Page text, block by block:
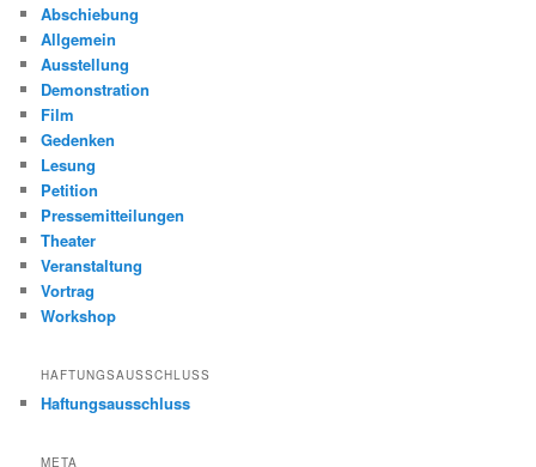
Abschiebung
Allgemein
Ausstellung
Demonstration
Film
Gedenken
Lesung
Petition
Pressemitteilungen
Theater
Veranstaltung
Vortrag
Workshop
HAFTUNGSAUSSCHLUSS
Haftungsausschluss
META